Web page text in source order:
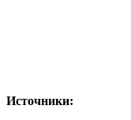
Источники: